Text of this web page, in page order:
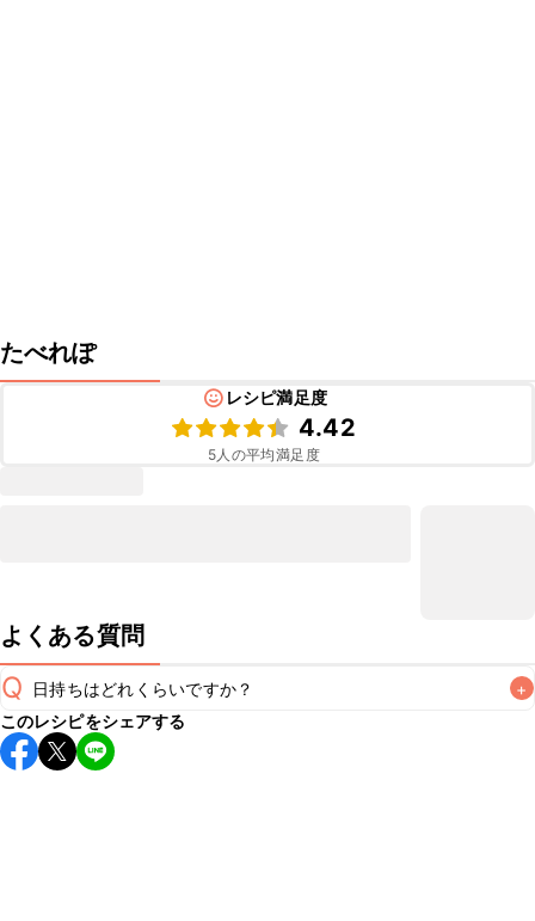
たべれぽ
レシピ満足度
4.42
5人の平均満足度
よくある質問
Q 日持ちはどれくらいですか？ +
保存期間は冷蔵で翌日中が目安です。なるべくお早めにお召
し上がりください。
このレシピをシェアする